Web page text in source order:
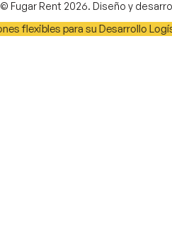
© Fugar Rent 2026. Diseño y
flexibles para su Desarrollo